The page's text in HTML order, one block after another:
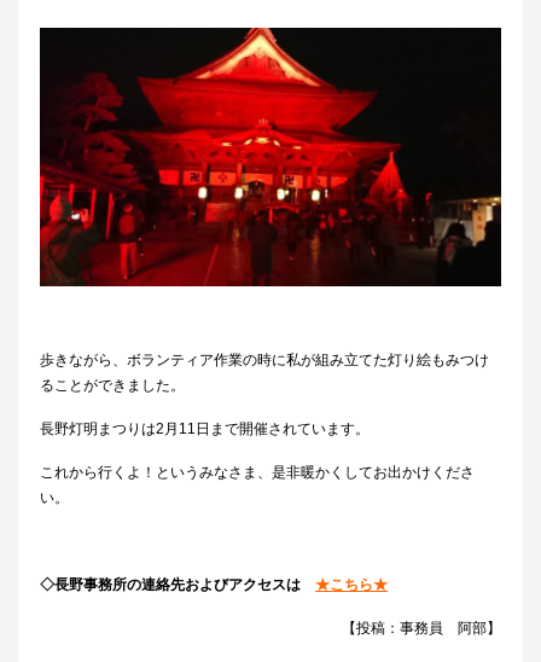
歩きながら、ボランティア作業の時に私が組み立てた灯り絵もみつけ
ることができました。
長野灯明まつりは2月11日まで開催されています。
これから行くよ！というみなさま、是非暖かくしてお出かけくださ
い。
◇長野事務所の連絡先およびアクセスは ★こちら★
【投稿：事務員 阿部】